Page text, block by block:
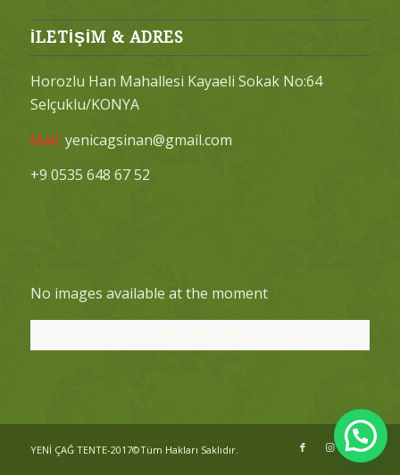
İLETİŞİM & ADRES
Horozlu Han Mahallesi Kayaeli Sokak No:64
Selçuklu/KONYA
Mail: yenicagsinan@gmail.com
+9 0535 648 67 52
No images available at the moment
Bizi Takip Edin!
YENİ ÇAĞ TENTE-2017©Tüm Hakları Saklıdır.